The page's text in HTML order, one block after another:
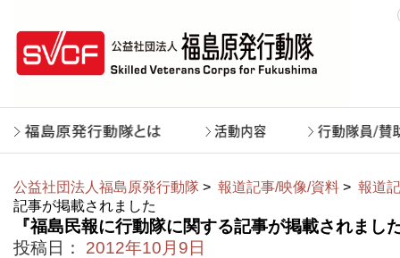
公益社団法人福島原発行動隊 > 報道記事/映像/資料 > 報道
記事が掲載されました
『福島民報に行動隊に関する記事が掲載されまし
投稿日：
2012年10月9日